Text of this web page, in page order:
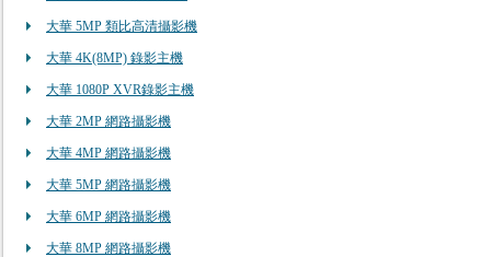
大華 5MP 類比高清攝影機
大華 4K(8MP) 錄影主機
大華 1080P XVR錄影主機
大華 2MP 網路攝影機
大華 4MP 網路攝影機
大華 5MP 網路攝影機
大華 6MP 網路攝影機
大華 8MP 網路攝影機